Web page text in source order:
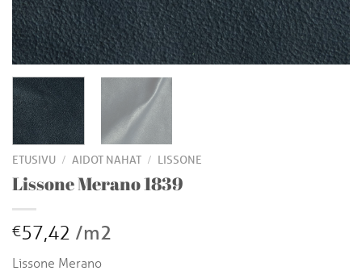
ETUSIVU / AIDOT NAHAT / LISSONE
Lissone Merano 1839
€57,42 /m2
Lissone Merano